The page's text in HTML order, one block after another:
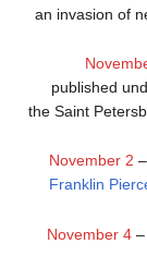
an invasion of
published
the Saint
November 2 –
Franklin
November 4–